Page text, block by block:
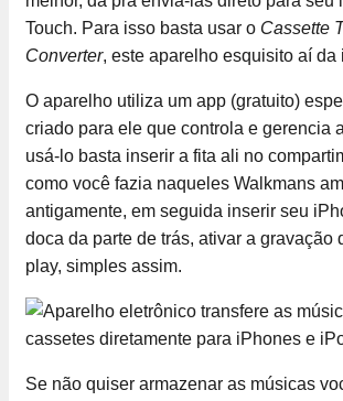
Touch. Para isso basta usar o Cassette
Converter, este aparelho esquisito aí da
O aparelho utiliza um app (gratuito)
criado para ele que controla e gerencia
usá-lo basta inserir a fita ali no
como você fazia naqueles Walkmans
antigamente, em seguida inserir seu
doca da parte de trás, ativar a gravação
play, simples assim.
Se não quiser armazenar as músicas